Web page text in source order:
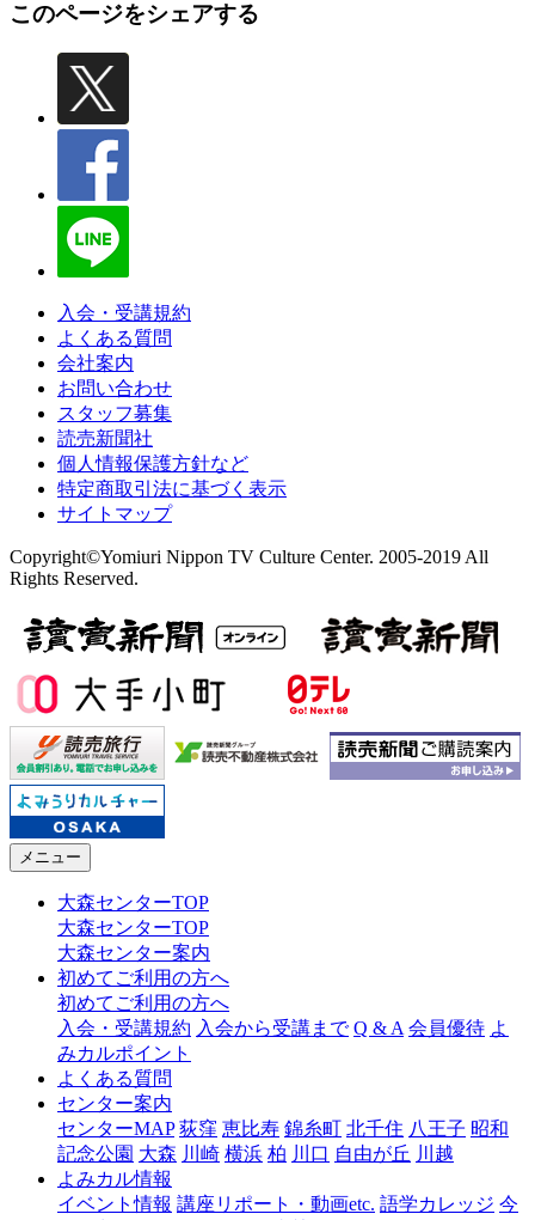
このページをシェアする
入会・受講規約
よくある質問
会社案内
お問い合わせ
スタッフ募集
読売新聞社
個人情報保護方針など
特定商取引法に基づく表示
サイトマップ
Copyright©Yomiuri Nippon TV Culture Center. 2005-2019 All
Rights Reserved.
メニュー
大森センターTOP
大森センターTOP
大森センター案内
初めてご利用の方へ
初めてご利用の方へ
入会・受講規約 入会から受講まで Q & A 会員優待 よ
みカルポイント
よくある質問
センター案内
センターMAP 荻窪 恵比寿 錦糸町 北千住 八王子 昭和
記念公園 大森 川崎 横浜 柏 川口 自由が丘 川越
よみカル情報
イベント情報 講座リポート・動画etc. 語学カレッジ 今